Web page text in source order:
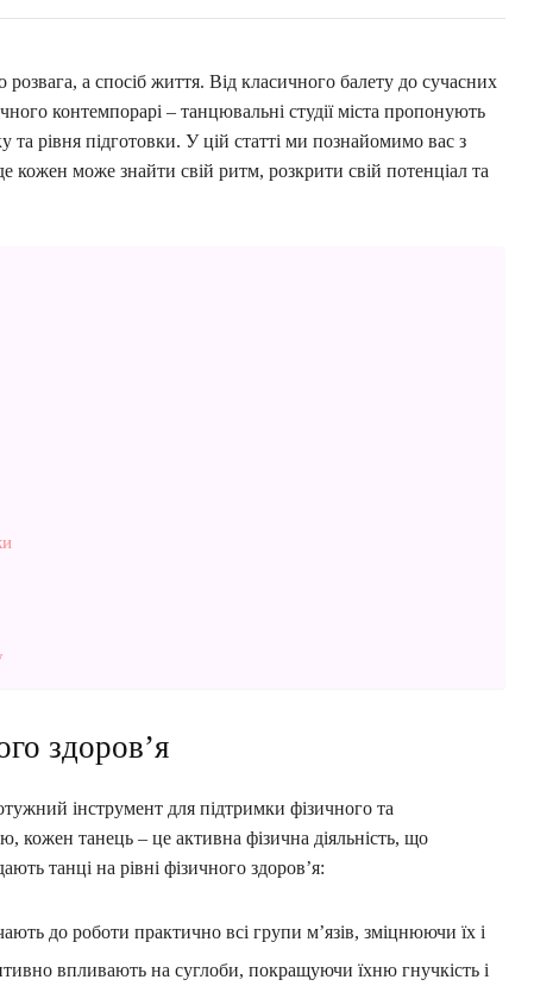
а спосіб життя. Від класичного балету до сучасних
контемпорарі – танцювальні студії міста пропонують
та рівня підготовки. У цій статті ми познайомимо вас з
може знайти свій ритм, розкрити свій потенціал та
здоров’я
інструмент для підтримки фізичного та
кожен танець – це активна фізична діяльність, що
танці на рівні фізичного здоров’я:
до роботи практично всі групи м’язів, зміцнюючи їх і
впливають на суглоби, покращуючи їхню гнучкість і